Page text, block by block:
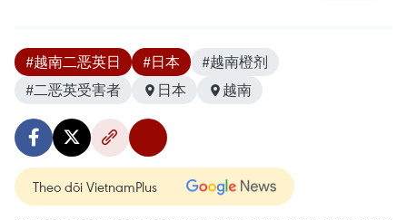
#越南二恶英日 #日本
#越南橙剂
#二恶英受害者
日本 越南
Theo dõi VietnamPlus